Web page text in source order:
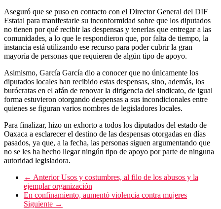
Aseguró que se puso en contacto con el Director General del DIF
Estatal para manifestarle su inconformidad sobre que los diputados
no tienen por qué recibir las despensas y tenerlas que entregar a las
comunidades, a lo que le respondieron que, por falta de tiempo, la
instancia está utilizando ese recurso para poder cubrir la gran
mayoría de personas que requieren de algún tipo de apoyo.
Asimismo, García García dio a conocer que no únicamente los
diputados locales han recibido estas despensas, sino, además, los
burócratas en el afán de renovar la dirigencia del sindicato, de igual
forma estuvieron otorgando despensas a sus incondicionales entre
quienes se figuran varios nombres de legisladores locales.
Para finalizar, hizo un exhorto a todos los diputados del estado de
Oaxaca a esclarecer el destino de las despensas otorgadas en días
pasados, ya que, a la fecha, las personas siguen argumentando que
no se les ha hecho llegar ningún tipo de apoyo por parte de ninguna
autoridad legisladora.
← AnteriorUsos y costumbres, al filo de los abusos y la
ejemplar organización
En confinamiento, aumentó violencia contra mujeres
Siguiente →